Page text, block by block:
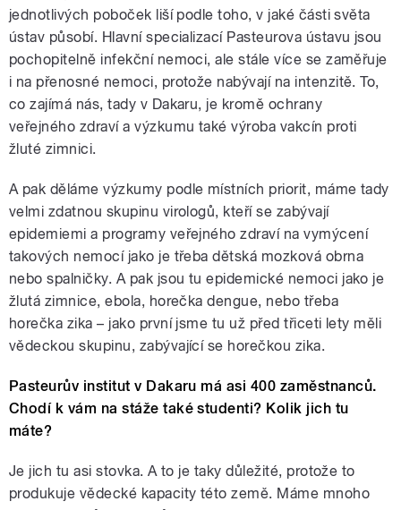
jednotlivých poboček liší podle toho, v jaké části světa
ústav působí. Hlavní specializací Pasteurova ústavu jsou
pochopitelně infekční nemoci, ale stále více se zaměřuje
i na přenosné nemoci, protože nabývají na intenzitě. To,
co zajímá nás, tady v Dakaru, je kromě ochrany
veřejného zdraví a výzkumu také výroba vakcín proti
žluté zimnici.
A pak děláme výzkumy podle místních priorit, máme tady
velmi zdatnou skupinu virologů, kteří se zabývají
epidemiemi a programy veřejného zdraví na vymýcení
takových nemocí jako je třeba dětská mozková obrna
nebo spalničky. A pak jsou tu epidemické nemoci jako je
žlutá zimnice, ebola, horečka dengue, nebo třeba
horečka zika – jako první jsme tu už před třiceti lety měli
vědeckou skupinu, zabývající se horečkou zika.
Pasteurův institut v Dakaru má asi 400 zaměstnanců.
Chodí k vám na stáže také studenti? Kolik jich tu
máte?
Je jich tu asi stovka. A to je taky důležité, protože to
produkuje vědecké kapacity této země. Máme mnoho